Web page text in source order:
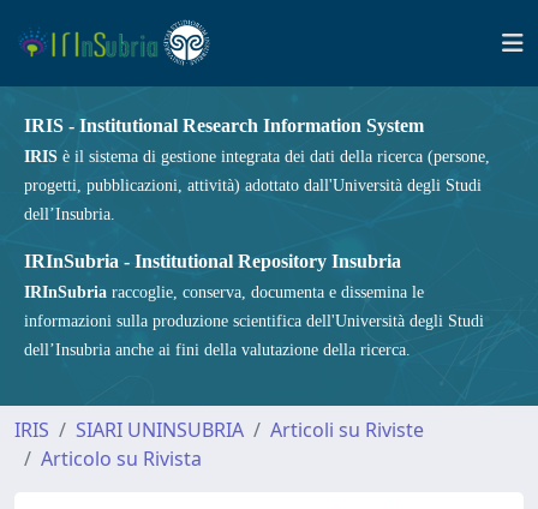
IRIS - Institutional Research Information System
IRIS è il sistema di gestione integrata dei dati della ricerca (persone,
progetti, pubblicazioni, attività) adottato dall'Università degli Studi
dell’Insubria.
IRInSubria - Institutional Repository Insubria
IRInSubria raccoglie, conserva, documenta e dissemina le
informazioni sulla produzione scientifica dell'Università degli Studi
dell’Insubria anche ai fini della valutazione della ricerca.
IRIS SIARI UNINSUBRIA
Articoli su Riviste
Articolo su Rivista